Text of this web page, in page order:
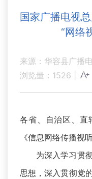
国家广播电视
“网络
来源：华容县广播
浏览量： 1526
各省、自治区、直
《信息网络传播视
为深入学习贯
思想，深入贯彻党